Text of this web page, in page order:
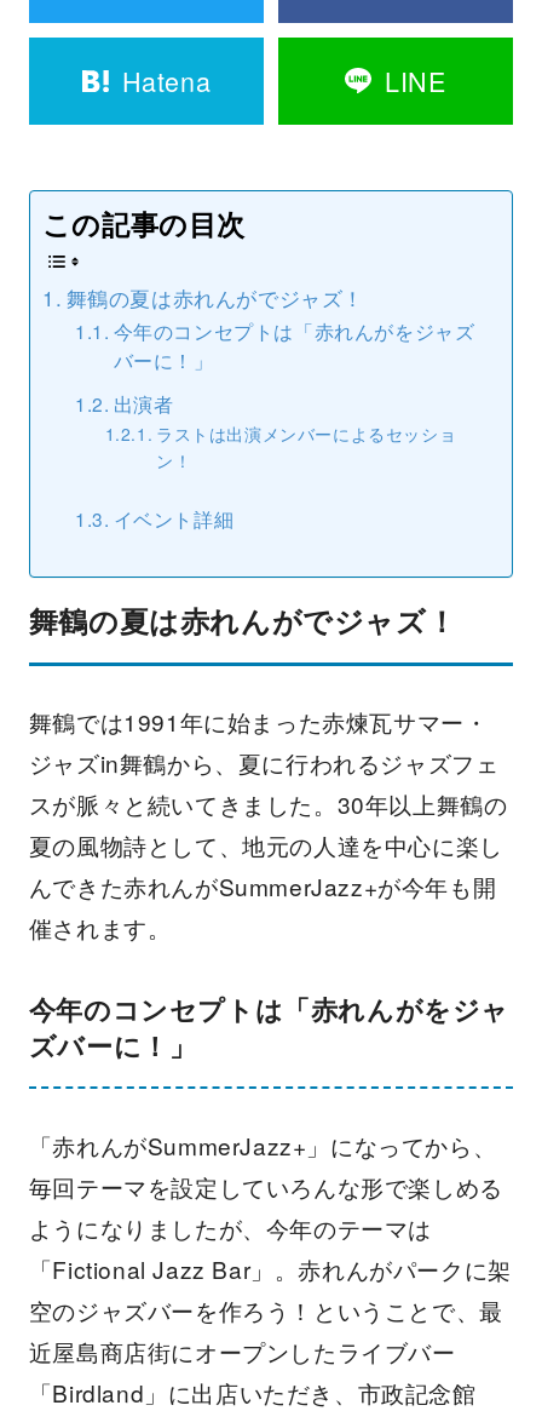
Hatena LINE
この記事の目次
舞鶴の夏は赤れんがでジャズ！
今年のコンセプトは「赤れんがをジャズ
バーに！」
出演者
ラストは出演メンバーによるセッショ
ン！
イベント詳細
舞鶴の夏は赤れんがでジャズ！
舞鶴では1991年に始まった赤煉瓦サマー・
ジャズin舞鶴から、夏に行われるジャズフェ
スが脈々と続いてきました。30年以上舞鶴の
夏の風物詩として、地元の人達を中心に楽し
んできた赤れんがSummerJazz+が今年も開
催されます。
今年のコンセプトは「赤れんがをジャ
ズバーに！」
「赤れんがSummerJazz+」になってから、
毎回テーマを設定していろんな形で楽しめる
ようになりましたが、今年のテーマは
「Fictional Jazz Bar」。赤れんがパークに架
空のジャズバーを作ろう！ということで、最
近屋島商店街にオープンしたライブバー
「Birdland」に出店いただき、市政記念館